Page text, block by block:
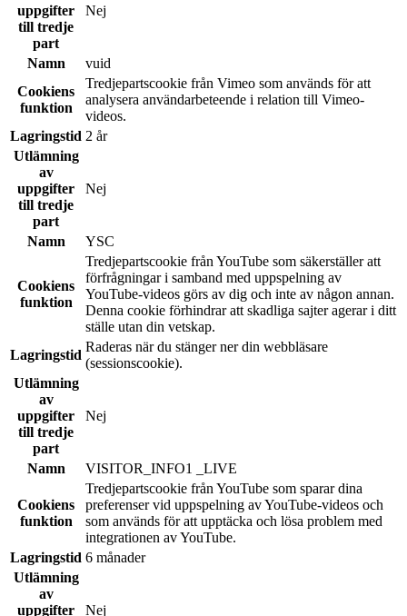
uppgifter
till tredje
part
Nej
Namn
vuid
Cookiens
funktion
Tredjepartscookie från Vimeo som används för att
analysera användarbeteende i relation till Vimeo-
videos.
Lagringstid 2 år
Utlämning
av
uppgifter
till tredje
part
Nej
Namn YSC
Cookiens
funktion
Tredjepartscookie från YouTube som säkerställer att
förfrågningar i samband med uppspelning av
YouTube-videos görs av dig och inte av någon annan.
Denna cookie förhindrar att skadliga sajter agerar i ditt
ställe utan din vetskap.
Lagringstid
Raderas när du stänger ner din webbläsare
(sessionscookie).
Utlämning
av
uppgifter
till tredje
part
Nej
Namn VISITOR_INFO1 _LIVE
Cookiens
funktion
Tredjepartscookie från YouTube som sparar dina
preferenser vid uppspelning av YouTube-videos och
som används för att upptäcka och lösa problem med
integrationen av YouTube.
Lagringstid 6 månader
Utlämning
av
uppgifter
Nej